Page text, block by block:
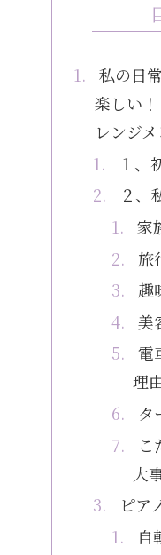
私の日
楽しい
レンジ
１、
２、
家
旅
趣
美
電
理
タ
こ
大
ピア
自